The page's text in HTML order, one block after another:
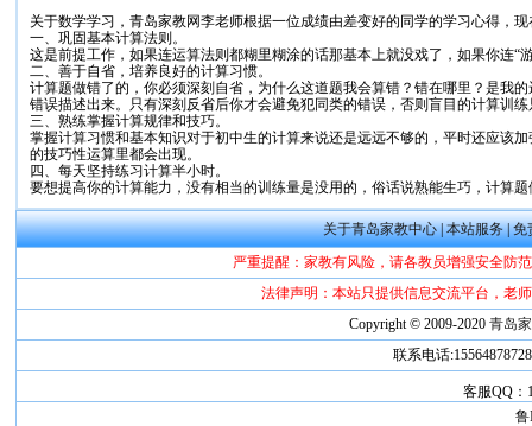
关于数学学习，青岛家教网李老师根据一位成绩由差变好的同学的学习心得，
一、巩固基本计算法则。
这是前提工作，如果连运算法则都糊里糊涂的话那基本上就没戏了，如果你连
二、善于自省，培养良好的计算习惯。
计算题做错了的，你必须深刻自省，为什么这道题我会算错？错在哪里？是我
错误描述出来。只有深刻反省后你才会避免犯同类的错误，否则盲目的计算训
三、熟练掌握计算规律和技巧。
掌握计算习惯和基本知识对于初中生的计算来说还是远远不够的，平时还应该
的技巧性运算里都会出现。
四、每天坚持练习计算半小时。
要想提高你的计算能力，没有相当的训练量是没用的，俗话说熟能生巧，计算
关于青岛家教中心|本站服务|免
严重提醒：家教有风险，请各教员增强安全防
法律声明：本站只提供信息交流平台，老
Copyright © 2009-2020 青岛
联系电话
客服QQ：
鲁